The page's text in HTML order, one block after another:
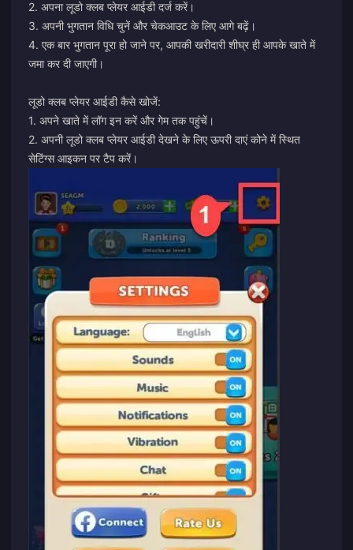
2. अपना लूडो क्लब प्लेयर आईडी दर्ज करें।
3. अपनी भुगतान विधि चुनें और चेकआउट के लिए आगे बढ़ें।
4. एक बार भुगतान पूरा हो जाने पर, आपकी खरीदारी शीघ्र ही आपके खाते में
जमा कर दी जाएगी।
लूडो क्लब प्लेयर आईडी कैसे खोजें:
1. अपने खाते में लॉग इन करें और गेम तक पहुंचें।
2. अपनी लूडो क्लब प्लेयर आईडी देखने के लिए ऊपरी दाएं कोने में स्थित
सेटिंग्स आइकन पर टैप करें।